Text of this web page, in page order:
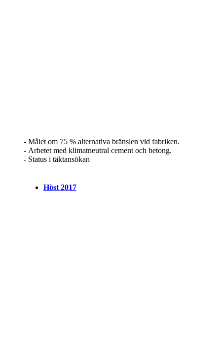
- Målet om 75 % alternativa bränslen vid fabriken.
- Arbetet med klimatneutral cement och betong.
- Status i täktansökan
Höst 2017